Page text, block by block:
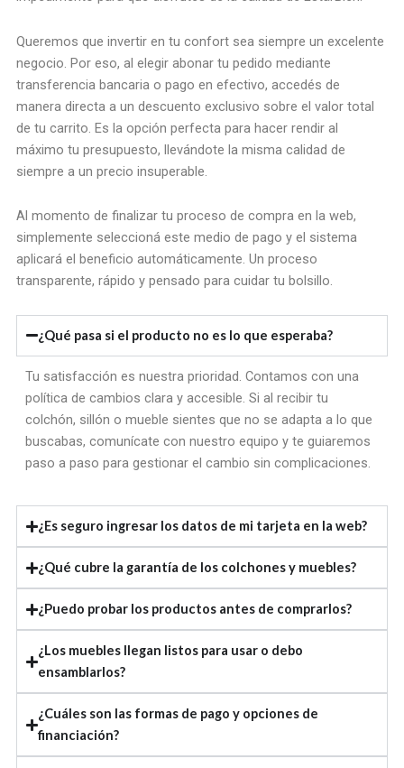
Queremos que invertir en tu confort sea siempre un excelente
negocio. Por eso, al elegir abonar tu pedido mediante
transferencia bancaria o pago en efectivo, accedés de
manera directa a un descuento exclusivo sobre el valor total
de tu carrito. Es la opción perfecta para hacer rendir al
máximo tu presupuesto, llevándote la misma calidad de
siempre a un precio insuperable.
Al momento de finalizar tu proceso de compra en la web,
simplemente seleccioná este medio de pago y el sistema
aplicará el beneficio automáticamente. Un proceso
transparente, rápido y pensado para cuidar tu bolsillo.
¿Qué pasa si el producto no es lo que esperaba?
Tu satisfacción es nuestra prioridad. Contamos con una
política de cambios clara y accesible. Si al recibir tu
colchón, sillón o mueble sientes que no se adapta a lo que
buscabas, comunícate con nuestro equipo y te guiaremos
paso a paso para gestionar el cambio sin complicaciones.
¿Es seguro ingresar los datos de mi tarjeta en la web?
¿Qué cubre la garantía de los colchones y muebles?
¿Puedo probar los productos antes de comprarlos?
¿Los muebles llegan listos para usar o debo
ensamblarlos?
¿Cuáles son las formas de pago y opciones de
financiación?